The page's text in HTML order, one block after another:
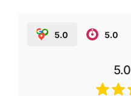
5.0 5.0
5.0